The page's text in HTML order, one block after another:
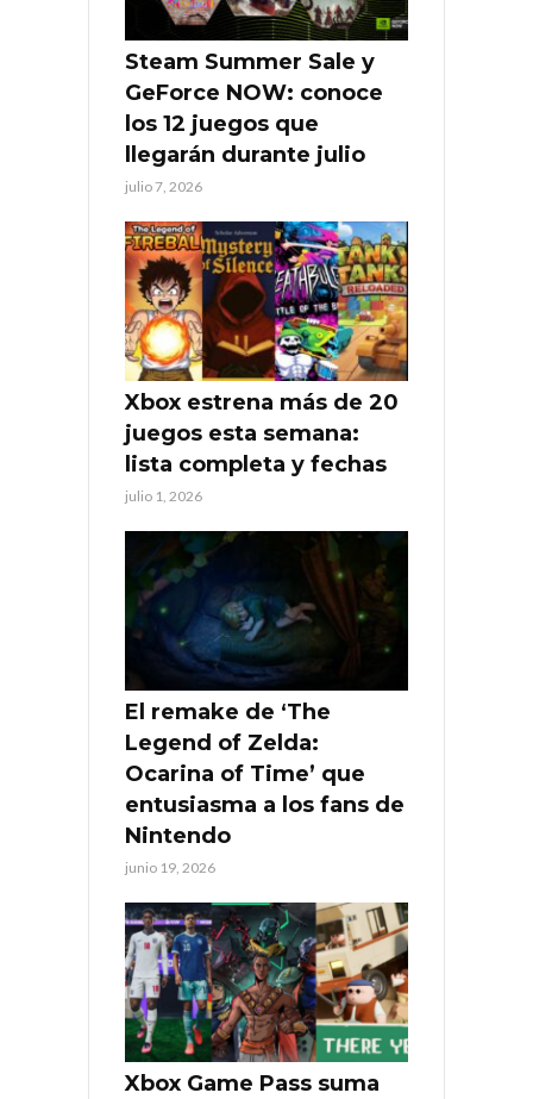
Steam Summer Sale y
GeForce NOW: conoce
los 12 juegos que
llegarán durante julio
julio 7, 2026
Xbox estrena más de 20
juegos esta semana:
lista completa y fechas
julio 1, 2026
El remake de ‘The
Legend of Zelda:
Ocarina of Time’ que
entusiasma a los fans de
Nintendo
junio 19, 2026
Xbox Game Pass suma